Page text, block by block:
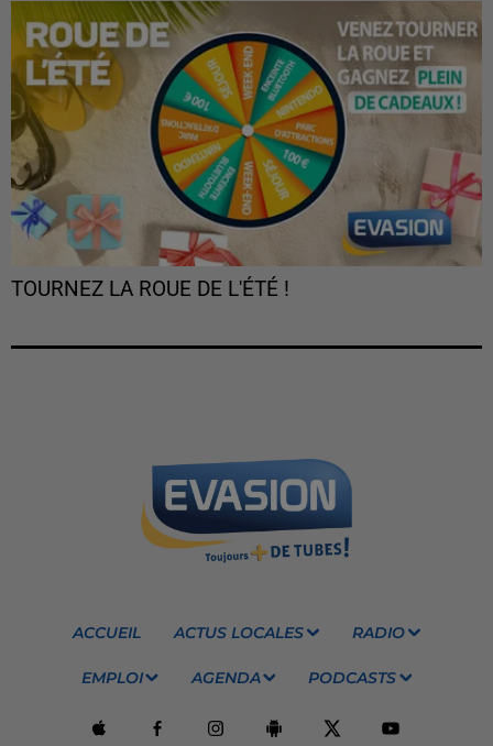
TOURNEZ LA ROUE DE L'ÉTÉ !
ACCUEIL ACTUS LOCALES RADIO
EMPLOI AGENDA PODCASTS